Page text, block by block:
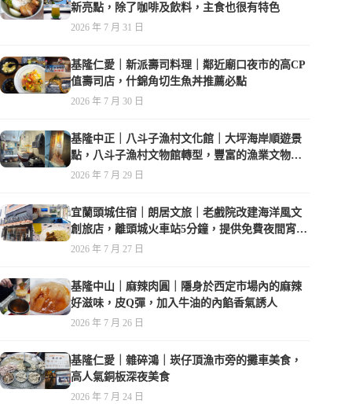
新亮點，除了咖啡及飲料，主食也很有特色
2026 年 7 月 31 日
基隆仁愛｜新派壽司料理｜鄰近廟口夜市的高CP
值壽司店，什錦角切生魚丼推薦必點
2026 年 7 月 30 日
基隆中正｜八斗子漁村文化館｜大坪海岸順遊景
點，八斗子漁村文物館轉型，豐富的漁業文物，
值得走訪
2026 年 7 月 29 日
宜蘭頭城住宿｜朗居文旅｜老戲院改建海洋風文
創旅店，離頭城火車站5分鐘，提供免費夜間宵
夜，親子遊戲空間
2026 年 7 月 27 日
基隆中山｜麻辣肉圓｜隱身於西定市場內的麻辣
好滋味，皮Q彈，加入牛油的內餡香氣誘人
2026 年 7 月 26 日
基隆仁愛｜雜碎鴻｜崁仔頂漁市旁的攤車美食，
高人氣銅板深夜美食
2026 年 7 月 24 日